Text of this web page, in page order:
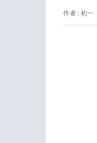
作者 : 初一